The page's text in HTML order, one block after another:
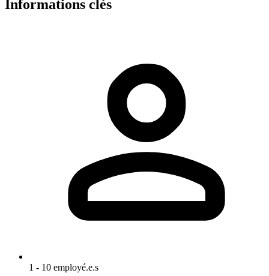
Informations clés
1 - 10 employé.e.s